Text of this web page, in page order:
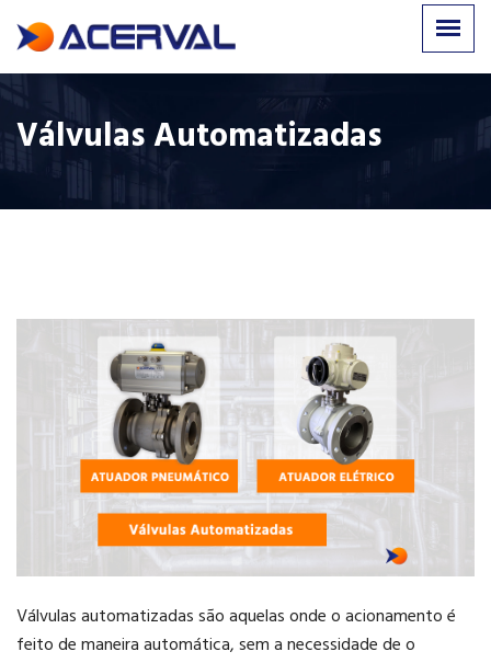
Válvulas Automatizadas
Válvulas automatizadas são aquelas onde o acionamento é
feito de maneira automática, sem a necessidade de o